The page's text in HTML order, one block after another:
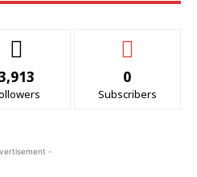
0
Subscribers
-